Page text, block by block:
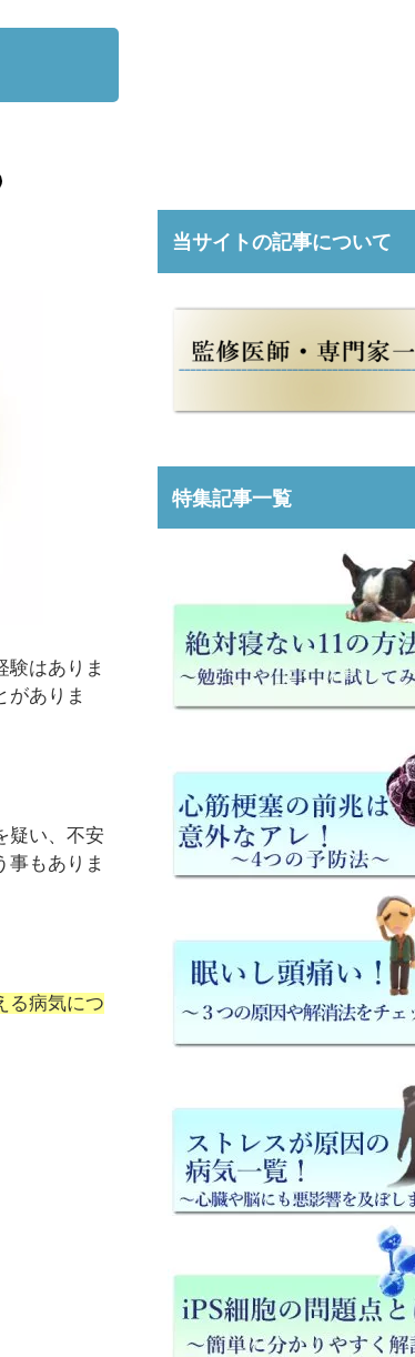
験はありま
がありま
疑い、不安
事もありま
る病気につ
当サイトの記事について
特集記事一覧